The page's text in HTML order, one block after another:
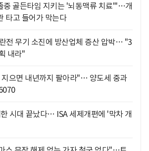
중 골든타임 지키는 '뇌동맥류 치료'"…개
타고 들어가 막는다
전 무기 소진에 방산업체 증산 압박… "3
내라"
지으면 내년까지 팔아라"… 양도세 중과
시대 끝났다… ISA 세제개편에 '막차 개